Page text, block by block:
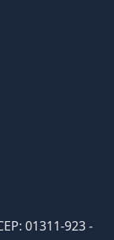
01311-923 -